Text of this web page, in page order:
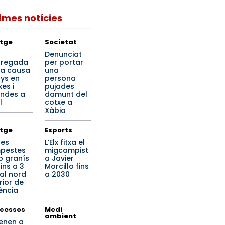
notícies
causa
en
i
a
Societat
Denunciat
per portar
una
persona
pujades
damunt del
cotxe a
Xàbia
granís
a 3
nord
de
Esports
L’Elx fitxa el
migcampist
a Javier
Morcillo fins
a 2030
a
Medi
ambient